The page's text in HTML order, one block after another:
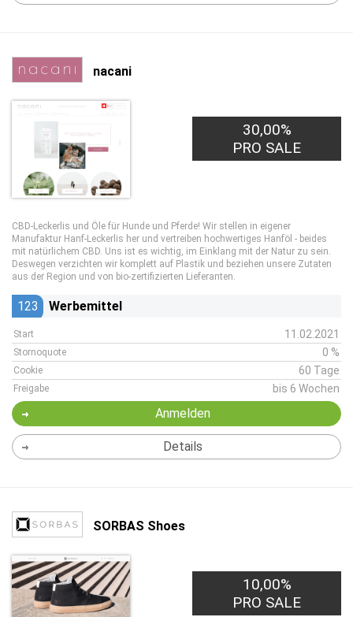
nacani
30,00%
PRO SALE
CBD-Leckerlis und Öle für Hunde und Pferde! Wir stellen in eigener
Manufaktur Hanf-Leckerlis her und vertreiben hochwertiges Hanföl - beides
mit natürlichem CBD. Uns ist es wichtig, im Einklang mit der Natur zu sein.
Deswegen verzichten wir komplett auf Plastik und beziehen unsere Zutaten
aus der Region und von bio-zertifizierten Lieferanten.
123 Werbemittel
Start 11.02.2021
Stornoquote 0 %
Cookie 60 Tage
Freigabe bis 6 Wochen
Anmelden
Details
SORBAS Shoes
10,00%
PRO SALE